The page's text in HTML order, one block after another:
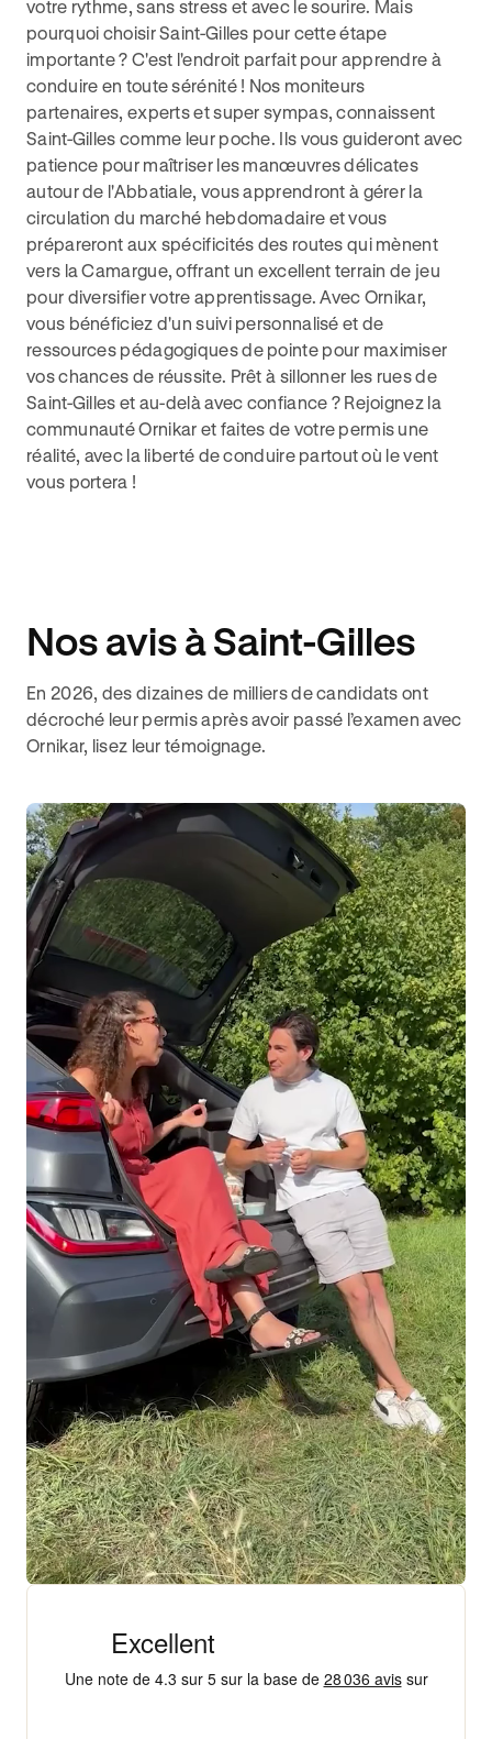
votre rythme, sans stress et avec le sourire. Mais
pourquoi choisir Saint-Gilles pour cette étape
importante ? C'est l'endroit parfait pour apprendre à
conduire en toute sérénité ! Nos moniteurs
partenaires, experts et super sympas, connaissent
Saint-Gilles comme leur poche. Ils vous guideront avec
patience pour maîtriser les manœuvres délicates
autour de l'Abbatiale, vous apprendront à gérer la
circulation du marché hebdomadaire et vous
prépareront aux spécificités des routes qui mènent
vers la Camargue, offrant un excellent terrain de jeu
pour diversifier votre apprentissage. Avec Ornikar,
vous bénéficiez d'un suivi personnalisé et de
ressources pédagogiques de pointe pour maximiser
vos chances de réussite. Prêt à sillonner les rues de
Saint-Gilles et au-delà avec confiance ? Rejoignez la
communauté Ornikar et faites de votre permis une
réalité, avec la liberté de conduire partout où le vent
vous portera !
Nos avis à Saint-Gilles
En 2026, des dizaines de milliers de candidats ont
décroché leur permis après avoir passé l’examen avec
Ornikar, lisez leur témoignage.